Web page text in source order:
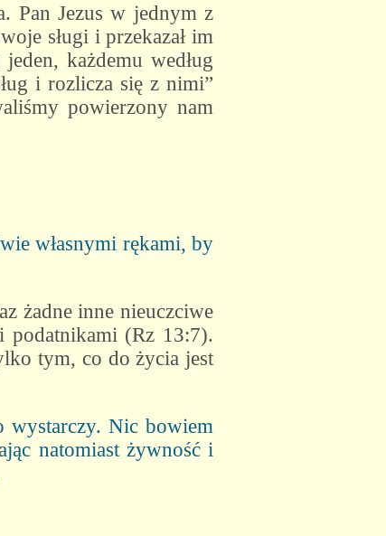
Pan Jezus w jednym z
sługi i przekazał im
każdemu według
i rozlicza się z nimi”
powierzony nam
własnymi rękami, by
żadne inne nieuczciwe
podatnikami (Rz 13:7).
tym, co do życia jest
wystarczy. Nic bowiem
natomiast żywność i